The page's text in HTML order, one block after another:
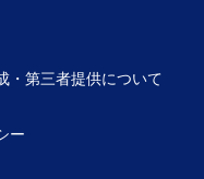
・第三者提供について
ー